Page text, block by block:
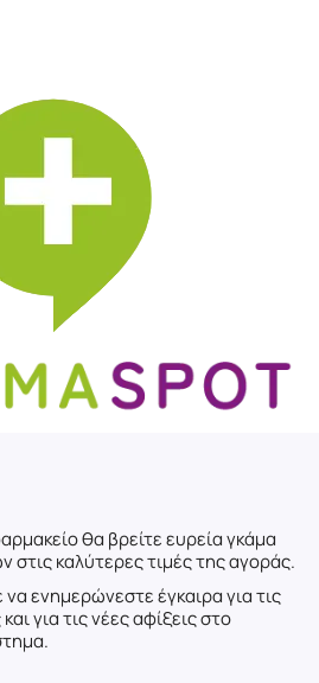
θα βρείτε ευρεία γκάμα
στις καλύτερες τιμές της αγοράς.
ενημερώνεστε έγκαιρα για τις
για τις νέες αφίξεις στο